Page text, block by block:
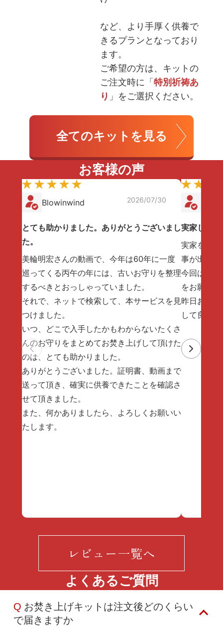
など、より手厚く供養で
きるプランとなっており
ます。
ご希望の方は、キットの
ご注文時に「 特別祈祷あ
り 」をご選択ください。
全てのキットを見る
お客様の声
2026/07/30
Blowinwind
とても助かりました。ありがとうございまし
た。
美輪明宏さんの動画で、今年は60年に一度
巡ってくる丙午の年には、古いお守りを整理
するべきとおっしゃっていました。
それで、ネットで検索して、本サービスを見
つけました。
いつ、どこで入手したかもわからないたくさ
んのお守りをまとめてお焚き上げして頂けた
のは、とても助かりました。
ありがとうございました。証明書、動画まで
送って頂き、確実に供養できたことを確認さ
せて頂きました。
また、何かありましたら、よろしくお願いい
たします。
実家じまい
実家を片
事が出来
今回は手
をお願い
昨日お焚
して良か
レビュー一覧へ
よくあるご質問
Q お焚き上げキットは注文後どのくらい
で届きますか